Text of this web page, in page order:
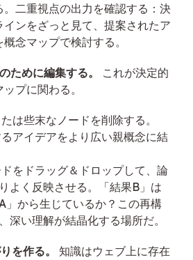
。二重視点の出力を確認する：決
ンをざっと見て、提案されたア
念マップで検討する。
ために編集する。
これが決定的
プに関わる。
は些末なノードを削除する。
アイデアをより広い親概念に結
ドをドラッグ＆ドロップして、論
よく反映させる。「結果B」は
」から生じているか？この再構
深い理解が結晶化する場所だ。
を作る。
知識はウェブ上に存在